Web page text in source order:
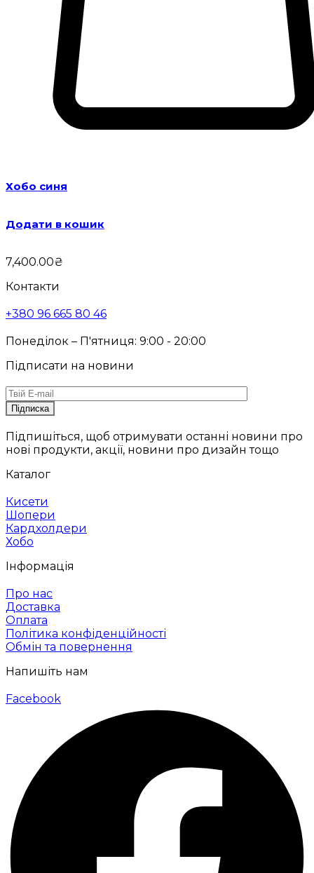
Хобо синя
Додати в кошик
7,400.00₴
Контакти
+380 96 665 80 46
Понеділок – П'ятниця: 9:00 - 20:00
Підписати на новини
Підпишіться, щоб отримувати останні новини про
нові продукти, акції, новини про дизайн тощо
Каталог
Кисети
Шопери
Кардхолдери
Хобо
Інформація
Про нас
Доставка
Оплата
Політика конфіденційності
Обмін та повернення
Напишіть нам
Facebook